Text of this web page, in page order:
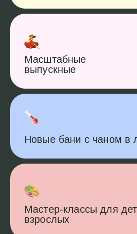
Масштабные
выпускные
Новые бани с чаном в
Мастер-классы для
взрослых